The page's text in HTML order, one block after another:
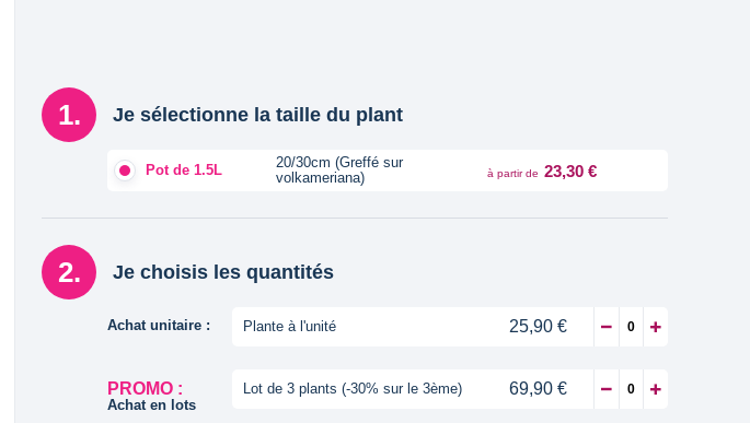
Je sélectionne la taille du plant
Pot de 1.5L
20/30cm (Greffé sur
volkameriana)
à partir de 23,30 €
Je choisis les quantités
Achat unitaire : Plante à l'unité 25,90 €
PROMO :
Achat en lots
Lot de 3 plants (-30% sur le 3ème) 69,90 €